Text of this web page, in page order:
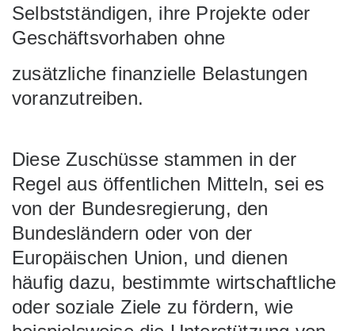
Selbstständigen, ihre Projekte oder
Geschäftsvorhaben ohne
zusätzliche finanzielle Belastungen
voranzutreiben.
Diese Zuschüsse stammen in der
Regel aus öffentlichen Mitteln, sei es
von der Bundesregierung, den
Bundesländern oder von der
Europäischen Union, und dienen
häufig dazu, bestimmte wirtschaftliche
oder soziale Ziele zu fördern, wie